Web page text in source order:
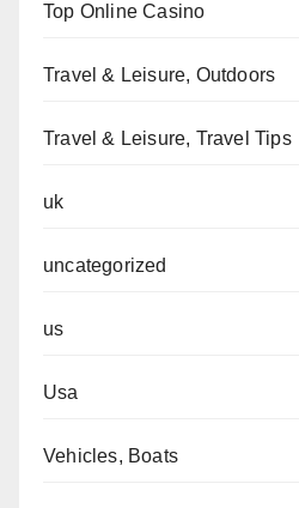
Top Online Casino
Travel & Leisure, Outdoors
Travel & Leisure, Travel Tips
uk
uncategorized
us
Usa
Vehicles, Boats